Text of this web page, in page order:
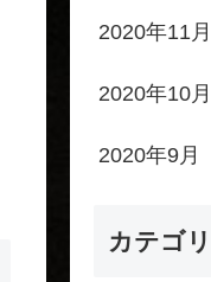
2020年11月
2020年10月
2020年9月
カテゴ